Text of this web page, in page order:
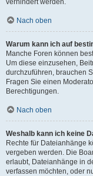
verhindert werden.
Nach oben
Warum kann ich auf
Manche Foren können
Um diese einzusehen,
durchzuführen, brauchen
Fragen Sie einen
Berechtigungen.
Nach oben
Weshalb kann ich keine
Rechte für Dateianhänge
vergeben werden. Die
erlaubt, Dateianhänge in
verfassen möchten, oder